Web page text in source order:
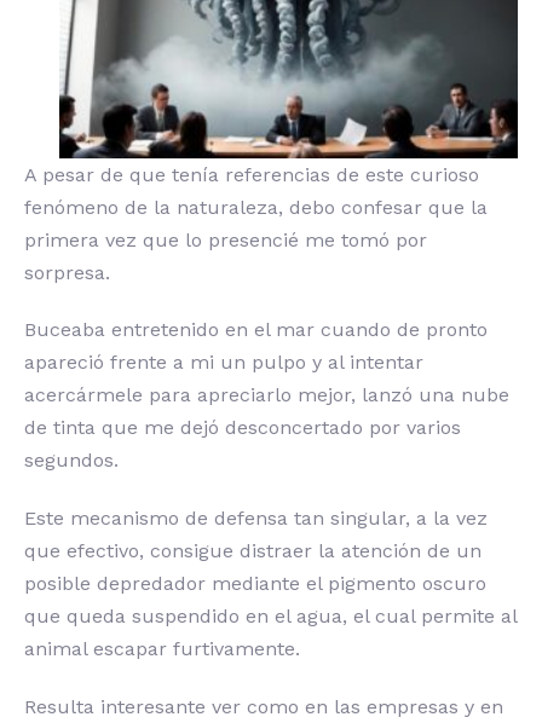
A pesar de que tenía referencias de este curioso
fenómeno de la naturaleza, debo confesar que la
primera vez que lo presencié me tomó por
sorpresa.
Buceaba entretenido en el mar cuando de pronto
apareció frente a mi un pulpo y al intentar
acercármele para apreciarlo mejor, lanzó una nube
de tinta que me dejó desconcertado por varios
segundos.
Este mecanismo de defensa tan singular, a la vez
que efectivo, consigue distraer la atención de un
posible depredador mediante el pigmento oscuro
que queda suspendido en el agua, el cual permite al
animal escapar furtivamente.
Resulta interesante ver como en las empresas y en